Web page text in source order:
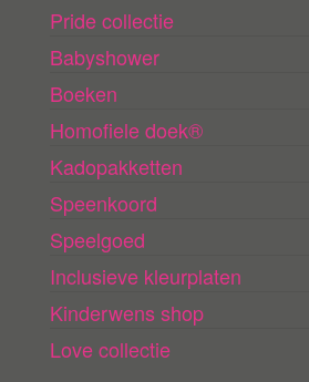
Pride collectie
Babyshower
Boeken
Homofiele doek®
Kadopakketten
Speenkoord
Speelgoed
Inclusieve kleurplaten
Kinderwens shop
Love collectie